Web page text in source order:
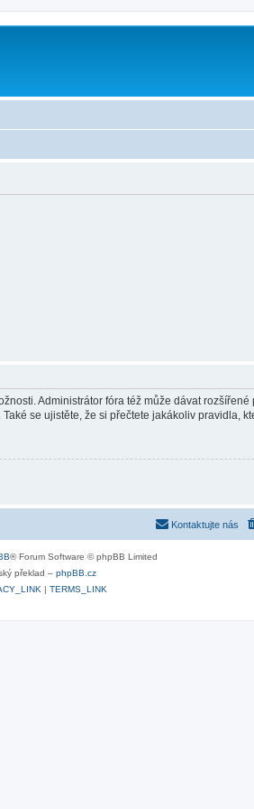
Administrátor fóra též může dávat
se ujistěte, že si přečtete jakákoliv pravidla,
Kontaktujte nás
® Forum Software © phpBB Limited
překlad – phpBB.cz
| TERMS_LINK